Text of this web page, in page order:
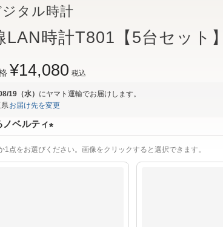
タル時計
LAN時計T801【5台セット】
¥14,080 税込
19（水） にヤマト運輸でお届けします。
お届け先を変更
ノベルティ
必
1点をお選びください。画像をクリックすると選択できます。